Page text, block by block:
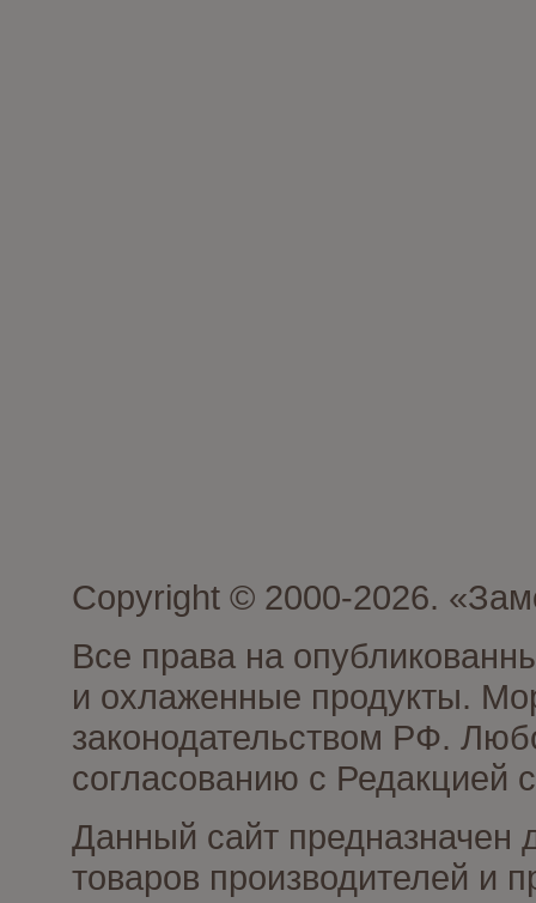
Copyright © 2000-2026.
Все права на
и охлаженные продукты.
законодательством РФ.
согласованию с Редакцией
Данный сайт предназначен
товаров производителей и